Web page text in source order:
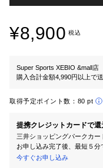
¥8,900 税込
Super Sports XEBIO &mall店
購入合計金額4,990円以上で
取得予定ポイント数： 80 pt
提携クレジットカードで
三井ショッピングパークカー
お申し込み完了後、最短５分
今すぐお申し込み